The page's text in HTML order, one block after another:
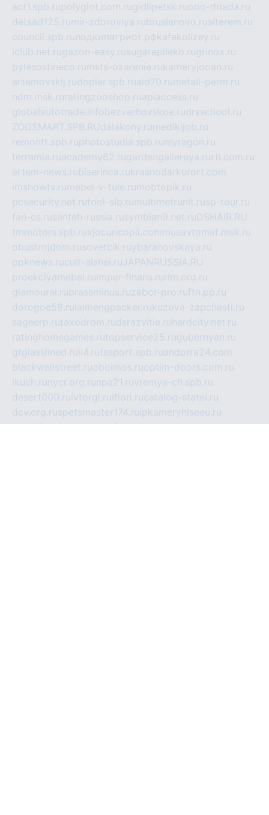
act1.spb.rupolyglot.com.rugidlipetsk.ruooo-driada.ru
detsad125.ru mir-zdoroviya.rubruslanovo.rusiterem.ru
council.spb.ruлодкипатриот.рфkafekolizey.ru
iclub.net.rugazon-easy.rusugarepilekb.rugrinox.ru
pylesostineco.ru msts-ozarenie.rukameryjooan.ru
artemovskij.rudopler.spb.ruaid70.ru metall-perm.ru
ndm.msk.ru ratingzooshop.ruapiaccess.ru
globalautotrade.info bezverhovskoe.rudrsschool.ru
ZOOSMART.SPB.RUdalakony.ru medikijob.ru
remontt.spb.ruphotostudia.spb.ru myragon.ru
terramia.ruacademy62.rugardengallereya.ru rti.com.ru
artem-news.rubiserinca.rukrasnodarkurort.com
imshowtv.ru mebel-v-tule.ru mobtopik.ru
pcsecurity.net.rutool-sib.ru multimetrunit.rusp-tour.ru
fan-cs.rusanteh-russia.rusymbian9.net.ruDSHAIR.RU
tmmotors.spb.ruxjocuricopii.com musavtomat.msk.ru
obustrojdom.rusovetcik.ruybaranovskaya.ru
ppknews.rucult-alshei.ruJAPANRUSSIA.RU
proekciyamebel.ru imper-finans.ru rim.org.ru
glamourai.rubrassminus.ruzabor-pro.ruftn.pp.ru
dorogoe58.ru laimengpacker.rukuzova-zapchasti.ru
sageerp.rutaxodrom.rudsrazvitie.ru hardcity.net.ru
ratinghomegames.rutopservice25.rugubernyan.ru
gtglasslined.ru ii4.rutssport.spb.ruandorra24.com
blackwallstreet.ruoboimos.ruoptim-doors.com.ru
ikuch.ru nycr.org.ru npa21.ruvremya-ch.spb.ru
desert000.ru ivtorgi.ru ifiori.rucatalog-statei.ru
dcv.org.ruspetsmaster174.ru ipkameryhiseeu.ru
dum26.ruruspol.spb.rufr-opendp.rukam-solnyshko.ru